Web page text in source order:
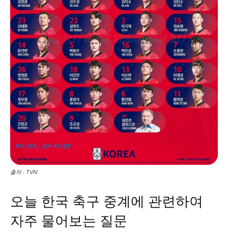
출처 : TVN
오늘 한국 축구 중계에 관련하여
자주 물어보는 질문